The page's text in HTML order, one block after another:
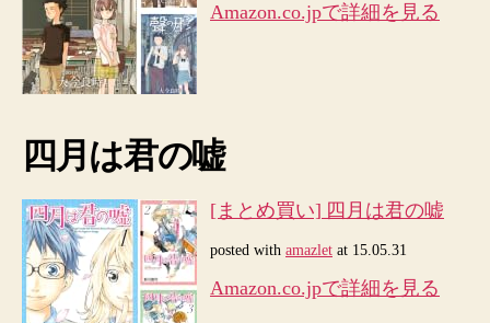
[Kindle]
[半
額
セ
へ
Amazon.co.jpで詳細を見る
四月は君の嘘
[まとめ買い] 四月は君の嘘
posted with amazlet at 15.05.31
Amazon.co.jpで詳細を見る